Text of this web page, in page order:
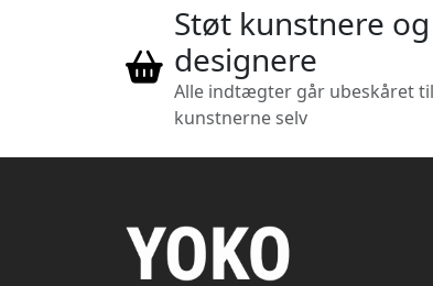
Støt kunstnere og
designere
Alle indtægter går ubeskåret til
kunstnerne selv